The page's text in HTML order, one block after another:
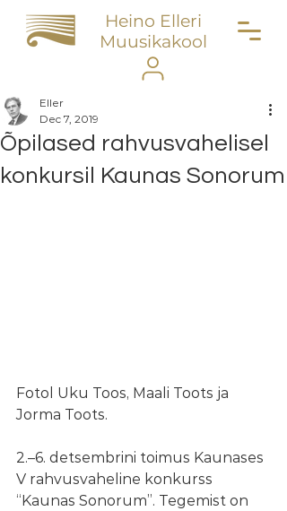
Heino Elleri
Muusikakool
Õpilased rahvusvahelisel
konkursil Kaunas Sonorum
Eller
Dec 7, 2019
Fotol Uku Toos, Maali Toots ja
Jorma Toots.
2.–6. detsembrini toimus Kaunases
V rahvusvaheline konkurss
“Kaunas Sonorum”. Tegemist on